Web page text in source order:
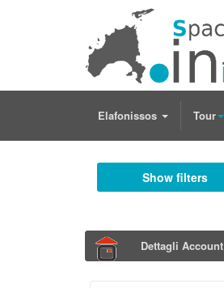
Elafonissos Tour
Show filters
Dettagli Account